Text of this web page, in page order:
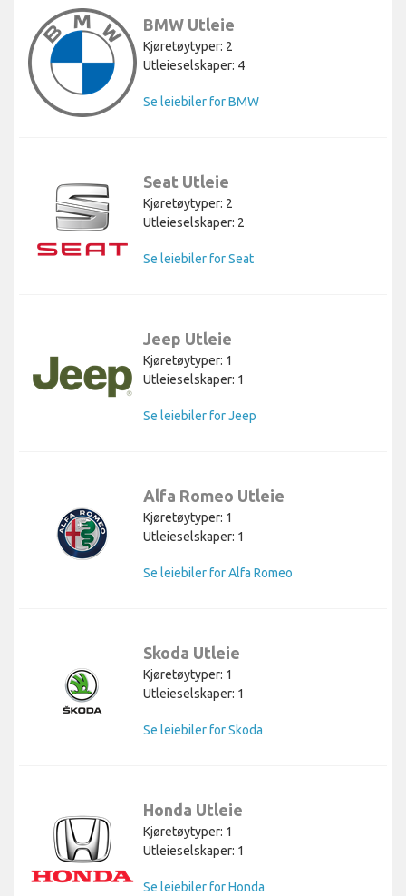
BMW Utleie
Kjøretøytyper: 2
Utleieselskaper: 4
Se leiebiler for BMW
Seat Utleie
Kjøretøytyper: 2
Utleieselskaper: 2
Se leiebiler for Seat
Jeep Utleie
Kjøretøytyper: 1
Utleieselskaper: 1
Se leiebiler for Jeep
Alfa Romeo Utleie
Kjøretøytyper: 1
Utleieselskaper: 1
Se leiebiler for Alfa Romeo
Skoda Utleie
Kjøretøytyper: 1
Utleieselskaper: 1
Se leiebiler for Skoda
Honda Utleie
Kjøretøytyper: 1
Utleieselskaper: 1
Se leiebiler for Honda